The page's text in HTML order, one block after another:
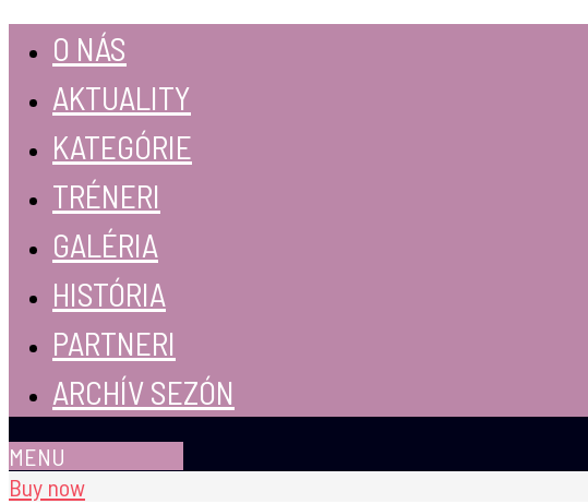
O NÁS
AKTUALITY
KATEGÓRIE
TRÉNERI
GALÉRIA
HISTÓRIA
PARTNERI
ARCHÍV SEZÓN
MENU
Buy now